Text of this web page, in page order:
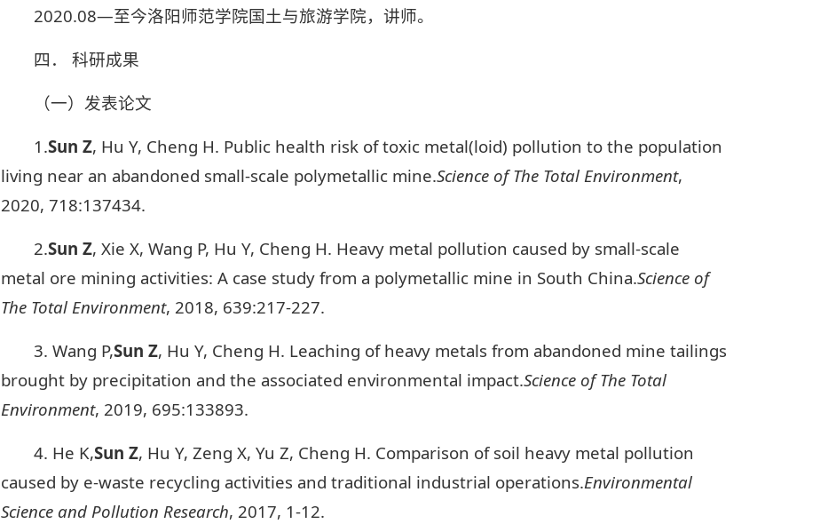
2020.08—至今洛阳师范学院国土与旅游学院，讲师。
四． 科研成果
（一）发表论文
1.Sun Z, Hu Y, Cheng H. Public health risk of toxic metal(loid) pollution to the population
living near an abandoned small-scale polymetallic mine.Science of The Total Environment,
2020, 718:137434.
2.Sun Z, Xie X, Wang P, Hu Y, Cheng H. Heavy metal pollution caused by small-scale
metal ore mining activities: A case study from a polymetallic mine in South China.Science of
The Total Environment, 2018, 639:217-227.
3. Wang P,Sun Z, Hu Y, Cheng H. Leaching of heavy metals from abandoned mine tailings
brought by precipitation and the associated environmental impact.Science of The Total
Environment, 2019, 695:133893.
4. He K,Sun Z, Hu Y, Zeng X, Yu Z, Cheng H. Comparison of soil heavy metal pollution
caused by e-waste recycling activities and traditional industrial operations.Environmental
Science and Pollution Research, 2017, 1-12.